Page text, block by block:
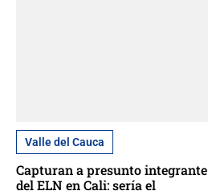
Valle del Cauca
Capturan a presunto integrante
del ELN en Cali: sería el